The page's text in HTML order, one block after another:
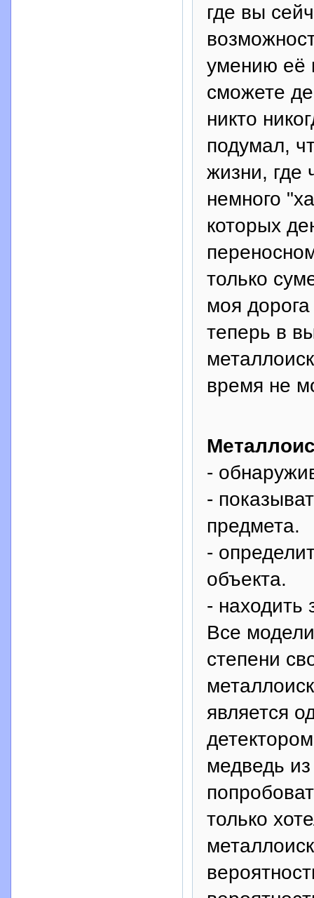
где вы
умению её
сможете
никто
подумал,
жизни, где
немного
которых
только
моя
теперь в
время не
-
-
предмета.
-
объекта.
- находить
Все
степени
является
медведь
только